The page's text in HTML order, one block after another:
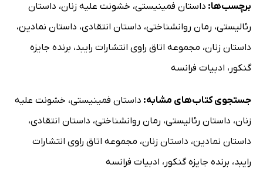
برچسب‌ها: داستان فمینیستی، خشونت علیه زنان، داستان
رئالیستی، رمان روانشناختی، داستان انتقادی، داستان نمادین،
داستان زنان، مجموعه اتاق راوی انتشارات رایبد، برنده جایزه
گنکور ، ادبیات فرانسه
جستجوی کتاب‌های مشابه: داستان فمینیستی، خشونت علیه
زنان، داستان رئالیستی، رمان روانشناختی، داستان انتقادی،
داستان نمادین، داستان زنان، مجموعه اتاق راوی انتشارات
رایبد، برنده جایزه گنکور ، ادبیات فرانسه